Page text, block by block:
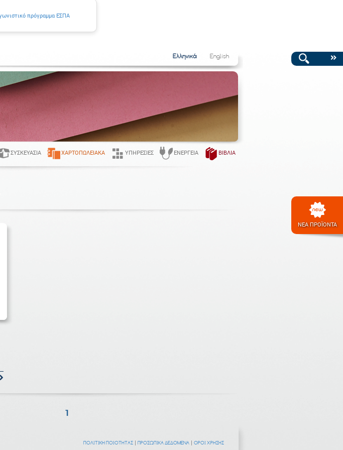
ΝΕΑ ΠΡΟΪΟΝΤΑ
Ελληνικά English
ΣΥΣΚΕΥΑΣΊΑ ΧΑΡΤΟΠΩΛΕΙΑΚΆ ΥΠΗΡΕΣΊΕΣ ΕΝΈΡΓΕΙΑ ΒΙΒΛΊΑ
1
ΠΟΛΙΤΙΚΗ ΠΟΙΟΤΗΤΑΣ| ΠΡΟΣΩΠΙΚΑ ΔΕΔΟΜΕΝΑ| ΟΡΟΙ ΧΡΗΣΗΣ